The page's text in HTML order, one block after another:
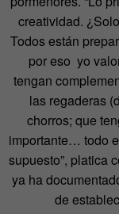
creatividad.
Todos están
por eso yo
tengan
las regaderas
chorros; que
importante… todo
supuesto”, platica
ya ha
de